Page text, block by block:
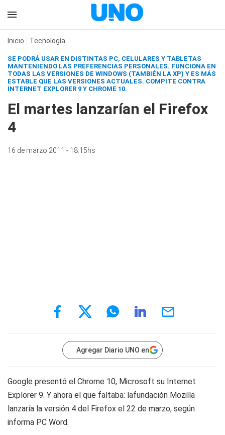
Inicio Tecnología
SE PODRÁ USAR EN DISTINTAS PC, CELULARES Y TABLETAS
MANTENIENDO LAS PREFERENCIAS PERSONALES. FUNCIONA EN
TODAS LAS VERSIONES DE WINDOWS (TAMBIÉN LA XP) Y ES MÁS
ESTABLE QUE LAS VERSIONES ACTUALES. COMPITE CONTRA
INTERNET EXPLORER 9 Y CHROME 10.
El martes lanzarían el Firefox
4
16 de marzo 2011 - 18:15hs
Agregar Diario UNO en
Google presentó el Chrome 10, Microsoft su Internet
Explorer 9. Y ahora el que faltaba: lafundación Mozilla
lanzaría la versión 4 del Firefox el 22 de marzo, según
informa PC Word.